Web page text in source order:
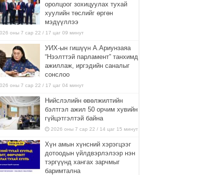
оролцоог зохицуулах тухай
хуулийн төслийг өргөн
мэдүүллээ
оны 7 сар 22 / 17 цаг 09 минут
УИХ-ын гишүүн А.Ариунзаяа
“Нээлттэй парламент” танхимд
ажиллаж, иргэдийн саналыг
сонслоо
оны 7 сар 22 / 17 цаг 04 минут
Нийслэлийн өвөлжилтийн
бэлтгэл ажил 50 орчим хувийн
гүйцэтгэлтэй байна
2026 оны 7 сар 22 / 14 цаг 15 минут
Хүн амын хүнсний хэрэгцээг
дотоодын үйлдвэрлэлээр нэн
тэргүүнд хангах зарчмыг
баримтална